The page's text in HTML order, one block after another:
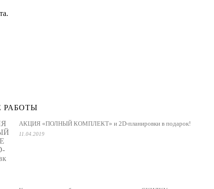
РАБОТЫ
АКЦИЯ «ПОЛНЫЙ КОМПЛЕКТ» и 2D-планировки в подарок!
11.04.2019